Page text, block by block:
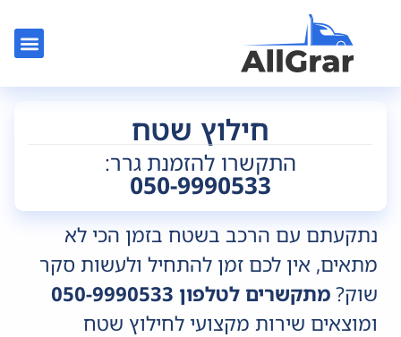
חילוץ שטח
התקשרו להזמנת גרר:
050-9990533
נתקעתם עם הרכב בשטח בזמן הכי לא
מתאים, אין לכם זמן להתחיל ולעשות סקר
שוק? מתקשרים לטלפון 050-9990533
ומוצאים שירות מקצועי לחילוץ שטח